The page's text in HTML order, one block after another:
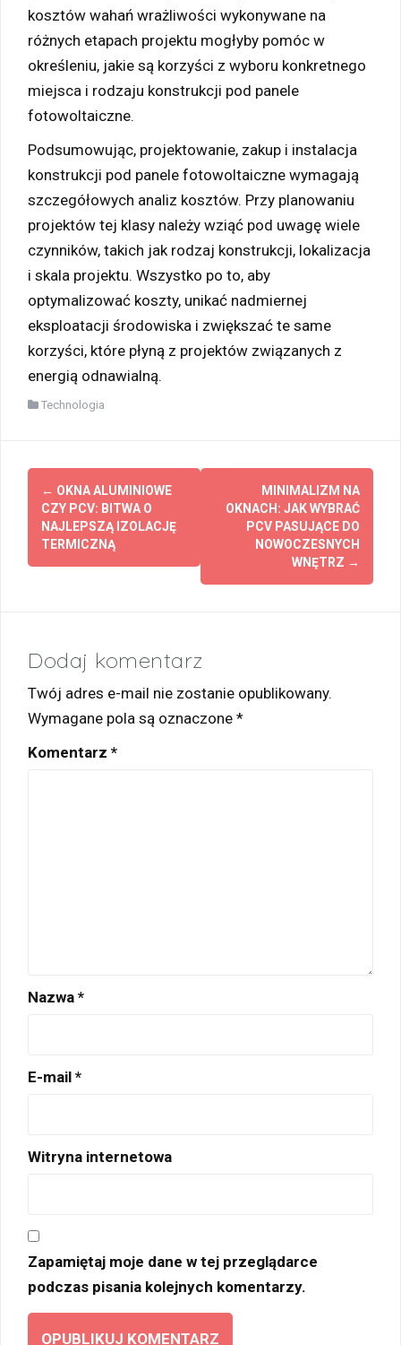
kosztów wahań wrażliwości wykonywane na
różnych etapach projektu mogłyby pomóc w
określeniu, jakie są korzyści z wyboru konkretnego
miejsca i rodzaju konstrukcji pod panele
fotowoltaiczne.
Podsumowując, projektowanie, zakup i instalacja
konstrukcji pod panele fotowoltaiczne wymagają
szczegółowych analiz kosztów. Przy planowaniu
projektów tej klasy należy wziąć pod uwagę wiele
czynników, takich jak rodzaj konstrukcji, lokalizacja
i skala projektu. Wszystko po to, aby
optymalizować koszty, unikać nadmiernej
eksploatacji środowiska i zwiększać te same
korzyści, które płyną z projektów związanych z
energią odnawialną.
Technologia
Zobacz
wpisy
← OKNA ALUMINIOWE
CZY PCV: BITWA O
NAJLEPSZĄ IZOLACJĘ
TERMICZNĄ
MINIMALIZM NA
OKNACH: JAK WYBRAĆ
PCV PASUJĄCE DO
NOWOCZESNYCH
WNĘTRZ →
Dodaj komentarz
Twój adres e-mail nie zostanie opublikowany.
Wymagane pola są oznaczone *
Komentarz *
Nazwa *
E-mail *
Witryna internetowa
Zapamiętaj moje dane w tej przeglądarce
podczas pisania kolejnych komentarzy.